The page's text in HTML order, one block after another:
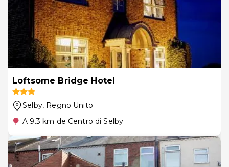
Loftsome Bridge Hotel
Selby, Regno Unito
A 9.3 km de Centro di Selby